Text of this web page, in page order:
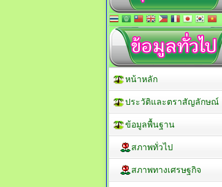
หน้าหลัก
ประวัติและตราสัญลักษณ์
ข้อมูลพื้นฐาน
สภาพทั่วไป
สภาพทางเศรษฐกิจ